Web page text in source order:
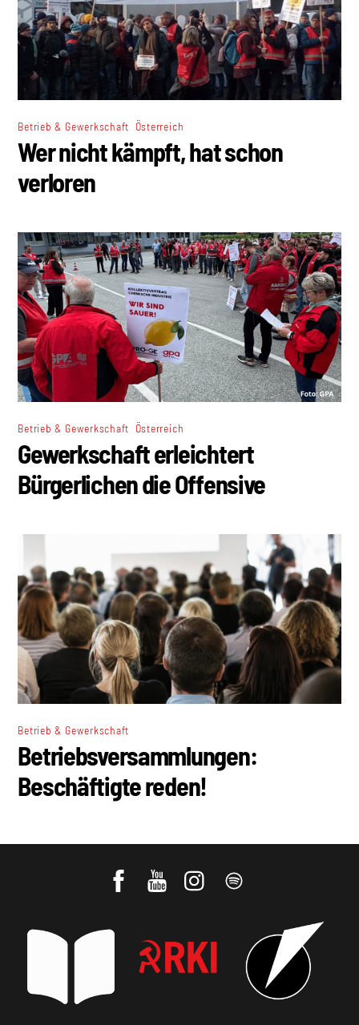
Betrieb & Gewerkschaft Österreich
Wer nicht kämpft, hat schon
verloren
Betrieb & Gewerkschaft Österreich
Gewerkschaft erleichtert
Bürgerlichen die Offensive
Betrieb & Gewerkschaft
Betriebsversammlungen:
Beschäftigte reden!